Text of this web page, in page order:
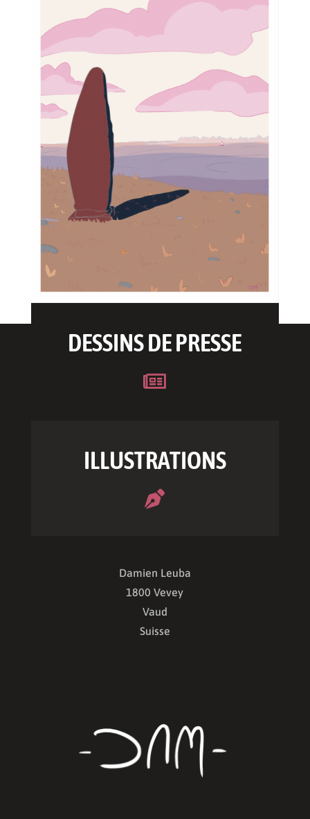
DESSINS DE PRESSE

ILLUSTRATIONS

Damien Leuba
1800 Vevey
Vaud
Suisse